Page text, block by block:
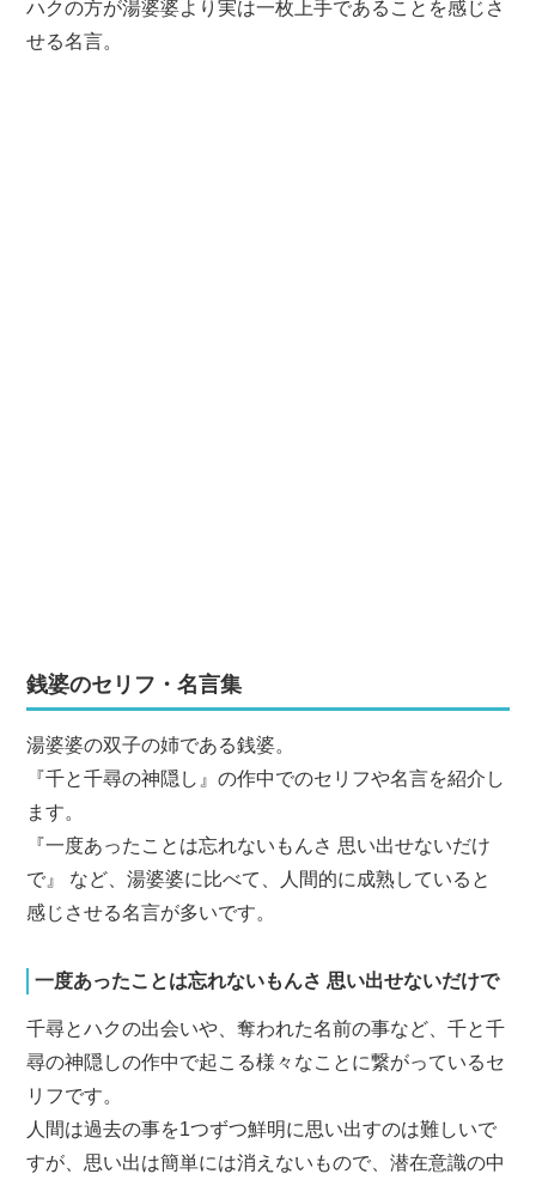
ハクの方が湯婆婆より実は一枚上手であることを感じさ
せる名言。
銭婆のセリフ・名言集
湯婆婆の双子の姉である銭婆。
『千と千尋の神隠し』の作中でのセリフや名言を紹介し
ます。
『一度あったことは忘れないもんさ 思い出せないだけ
で』 など、湯婆婆に比べて、人間的に成熟していると
感じさせる名言が多いです。
一度あったことは忘れないもんさ 思い出せないだけで
千尋とハクの出会いや、奪われた名前の事など、千と千
尋の神隠しの作中で起こる様々なことに繋がっているセ
リフです。
人間は過去の事を1つずつ鮮明に思い出すのは難しいで
すが、思い出は簡単には消えないもので、潜在意識の中